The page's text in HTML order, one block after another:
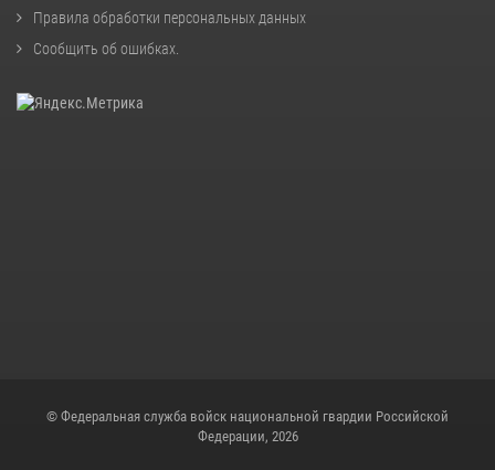
Правила обработки персональных данных
Сообщить об ошибках
© Федеральная служба войск национальной гвардии Российской
Федерации, 2026